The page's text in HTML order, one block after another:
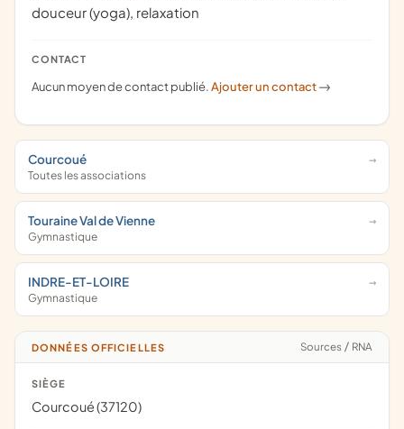
douceur (yoga), relaxation
CONTACT
Aucun moyen de contact publié.Ajouter un contact ->
Courcoué
Toutes les associations
Touraine Val de Vienne
Gymnastique
INDRE-ET-LOIRE
Gymnastique
DONNÉES OFFICIELLES Sources / RNA
SIÈGE
Courcoué (37120)